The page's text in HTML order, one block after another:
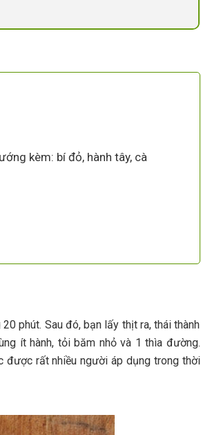
kèm: bí đỏ, hành tây, cà
phút. Sau đó, bạn lấy thịt ra, thái thành
ít hành, tỏi băm nhỏ và 1 thìa đường.
được rất nhiều người áp dụng trong thời